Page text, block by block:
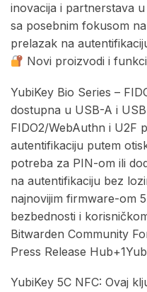
inovacija i partnerstava
sa posebnim fokusom
prelazak na
Novi proizvodi i
YubiKey Bio Series –
dostupna u USB-A i
FIDO2/WebAuthn i U2F
autentifikaciju putem
potreba za PIN-om ili
na autentifikaciju bez
najnovijim firmware-om
bezbednosti i
Bitwarden Community
Press Release
YubiKey 5C NFC: Ovaj